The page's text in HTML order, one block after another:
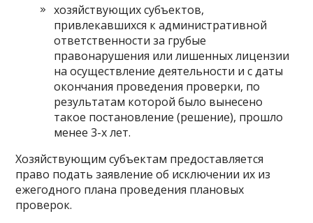
хозяйствующих субъектов,
привлекавшихся к административной
ответственности за грубые
правонарушения или лишенных лицензии
на осуществление деятельности и с даты
окончания проведения проверки, по
результатам которой было вынесено
такое постановление (решение), прошло
менее 3-х лет.
Хозяйствующим субъектам предоставляется
право подать заявление об исключении их из
ежегодного плана проведения плановых
проверок.